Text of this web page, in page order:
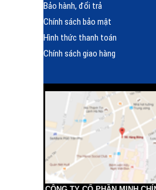
Bảo hành, đổi trả
Chính sách bảo mật
Hình thức thanh toán
Chính sách giao hàng